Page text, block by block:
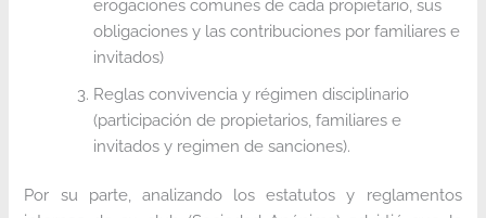
erogaciones comunes de cada propietario, sus
obligaciones y las contribuciones por familiares e
invitados)
Reglas convivencia y régimen disciplinario
(participación de propietarios, familiares e
invitados y regimen de sanciones).
Por su parte, analizando los estatutos y reglamentos